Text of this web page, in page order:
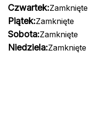
Czwartek:Zamknięte
Piątek:Zamknięte
Sobota:Zamknięte
Niedziela:Zamknięte